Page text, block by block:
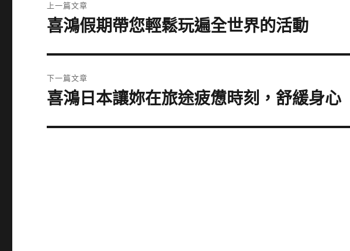
章
上一篇文章
上
篇
文
章:
喜鴻假期帶您輕鬆玩遍全世界的活動
下一篇文章
下
篇
喜鴻日本讓妳在旅途疲憊時刻，舒緩身心